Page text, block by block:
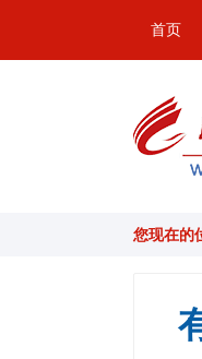
首页
您现在的